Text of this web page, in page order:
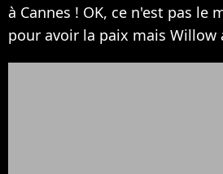
à Cannes ! OK, ce n'est pas le
pour avoir la paix mais Willow